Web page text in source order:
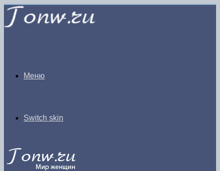
Меню
Switch skin